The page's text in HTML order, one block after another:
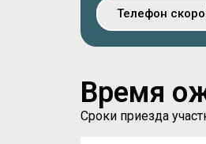
Телефон
Время
Сроки приезда